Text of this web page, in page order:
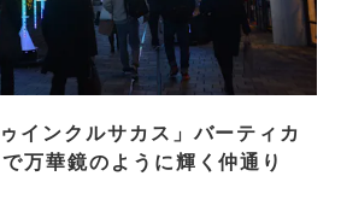
インクルサカス」バーティカ
万華鏡のように輝く仲通り